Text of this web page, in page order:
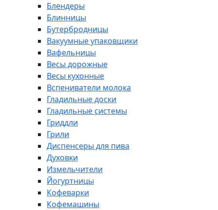
Блендеры
Блинницы
Бутербродницы
Вакуумные упаковщики
Вафельницы
Весы дорожные
Весы кухонные
Вспениватели молока
Гладильные доски
Гладильные системы
Гриддли
Грили
Диспенсеры для пива
Духовки
Измельчители
Йогуртницы
Кофеварки
Кофемашины